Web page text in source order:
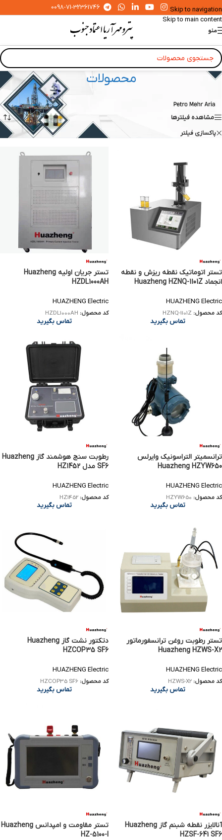
Skip to navigation
Skip to main content
0098-71-32361746
منو
محصولات
نمایش 1–16 از 33 نتیجه
مشاهده فیلترها
پاکسازی فیلتر
تستر اتوماتیک نقطه ریزش و نقطه
انجماد Huazheng HZNQ-1101Z
HUAZHENG Electric
کد محصول: HZNQ-1101Z
تماس بگیرید
تستر جریان اولیه Huazheng
HZDL1000AH
HUAZHENG Electric
کد محصول: HZDL1000AH
تماس بگیرید
ترانسمیتر التراسونیک وایرلس
Huazheng HZYW650
HUAZHENG Electric
کد محصول: HZYW650
تماس بگیرید
رطوبت سنج هوشمند گاز Huazheng
SF6 مدل HZ1452
HUAZHENG Electric
کد محصول: HZ1452
تماس بگیرید
تستر رطوبت روغن ترانسفورماتور
Huazheng HZWS-X2
HUAZHENG Electric
کد محصول: HZWS-X2
تماس بگیرید
دتکتور نشت‌ گاز Huazheng
HZCOP35 SF6
HUAZHENG Electric
کد محصول: HZCOP35 SF6
تماس بگیرید
آنالایزر نقطه شبنم گاز Huazheng
HZSF-641 SF6
تستر مقاومت و امپدانس Huazheng
HZ-5100-I